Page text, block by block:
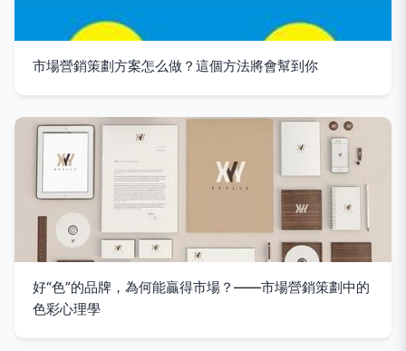
市場營銷策劃方案怎么做？這個方法將會幫到你
好“色”的品牌，為何能贏得市場？——市場營銷策劃中的
色彩心理學